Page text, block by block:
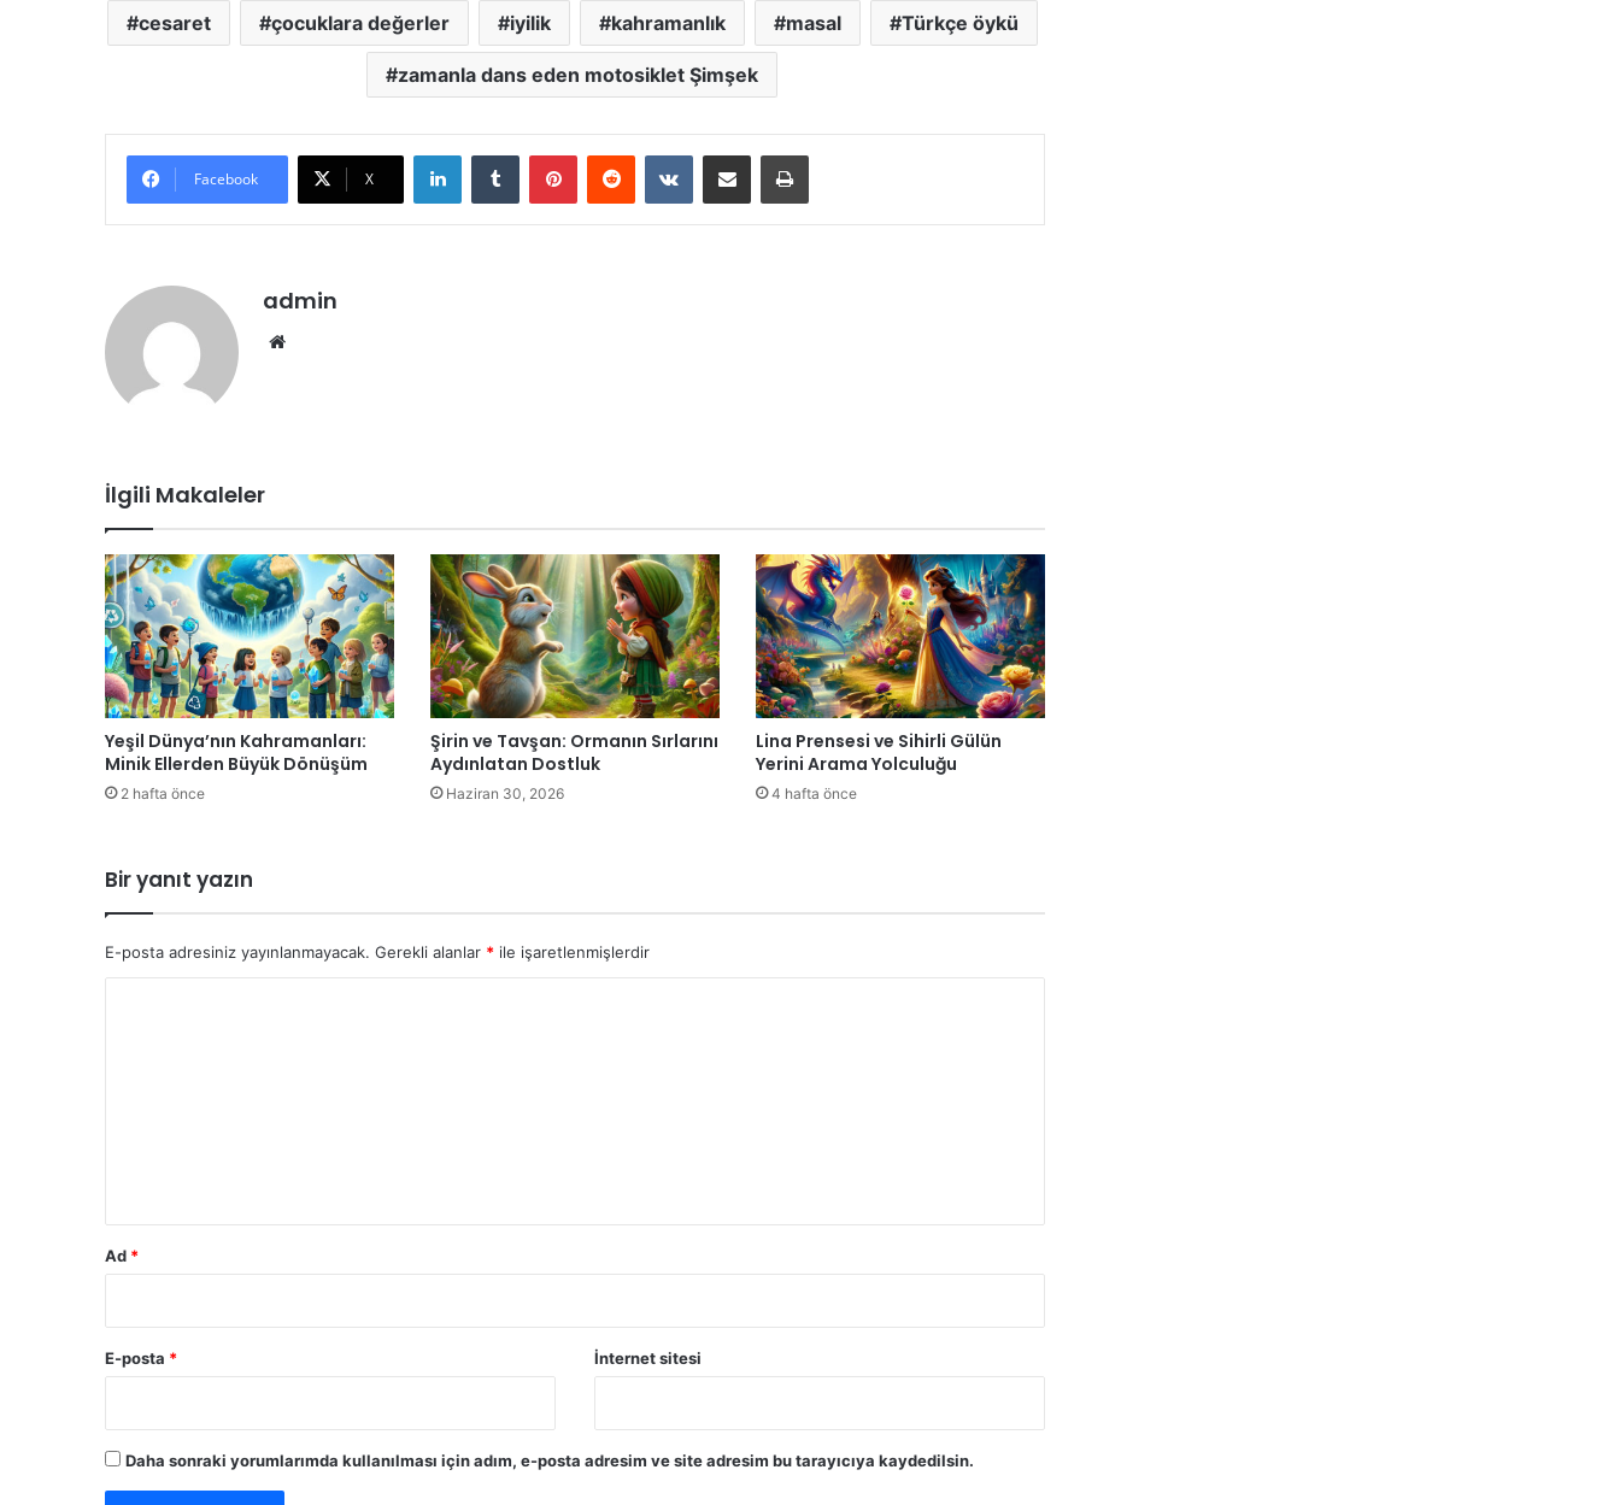
cesaret çocuklara değerler iyilik kahramanlık masal Türkçe öykü
zamanla dans eden motosiklet Şimşek
Facebook X
LinkedInTumblr PinterestReddit VKontakteE-Posta ile paylaş Yazdır
admin
İlgili Makaleler
Yeşil Dünya’nın Kahramanları:
Minik Ellerden Büyük Dönüşüm
2 hafta önce
Şirin ve Tavşan: Ormanın Sırlarını
Aydınlatan Dostluk
Haziran 30, 2026
Lina Prensesi ve Sihirli Gülün
Yerini Arama Yolculuğu
4 hafta önce
Bir yanıt yazın
E-posta adresiniz yayınlanmayacak. Gerekli alanlar * ile işaretlenmişlerdir
Ad *
E-posta * İnternet sitesi
Daha sonraki yorumlarımda kullanılması için adım, e-posta adresim ve site adresim bu tarayıcıya kaydedilsin.